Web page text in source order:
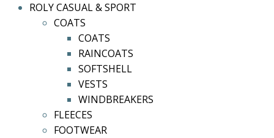
ROLY CASUAL & SPORT
COATS
COATS
RAINCOATS
SOFTSHELL
VESTS
WINDBREAKERS
FLEECES
FOOTWEAR